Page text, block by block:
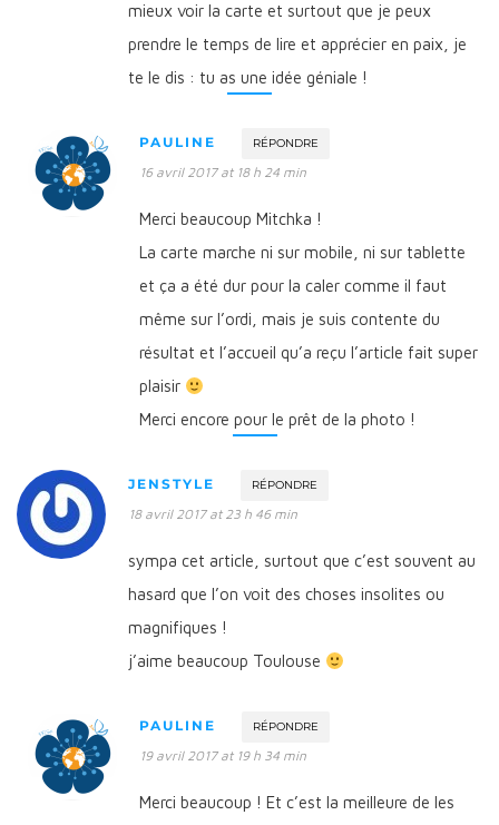
mieux voir la carte et surtout que je peux
prendre le temps de lire et apprécier en paix, je
te le dis : tu as une idée géniale !
PAULINE RÉPONDRE
16 avril 2017 at 18 h 24 min
Merci beaucoup Mitchka !
La carte marche ni sur mobile, ni sur tablette
et ça a été dur pour la caler comme il faut
même sur l’ordi, mais je suis contente du
résultat et l’accueil qu’a reçu l’article fait super
plaisir
Merci encore pour le prêt de la photo !
JENSTYLE RÉPONDRE
18 avril 2017 at 23 h 46 min
sympa cet article, surtout que c’est souvent au
hasard que l’on voit des choses insolites ou
magnifiques !
j’aime beaucoup Toulouse
PAULINE RÉPONDRE
19 avril 2017 at 19 h 34 min
Merci beaucoup ! Et c’est la meilleure de les